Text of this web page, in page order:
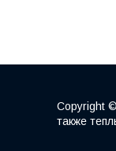
Copyright
также